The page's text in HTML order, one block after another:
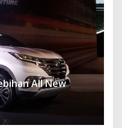
All New